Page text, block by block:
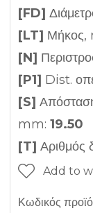
[FD]
[LT] Μήκος,
[N]
[P1] Dist.
[S]
mm: 19.50
[T] Αριθμός
Add to
Κωδικός